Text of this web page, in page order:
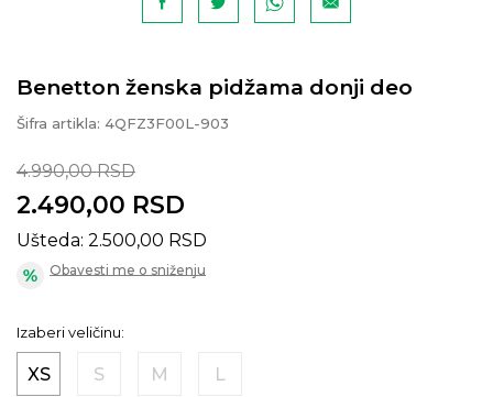
Benetton ženska pidžama donji deo
Šifra artikla: 4QFZ3F00L-903
4.990,00 RSD
2.490,00 RSD
Ušteda: 2.500,00 RSD
Obavesti me o sniženju
Izaberi veličinu:
XS S M L